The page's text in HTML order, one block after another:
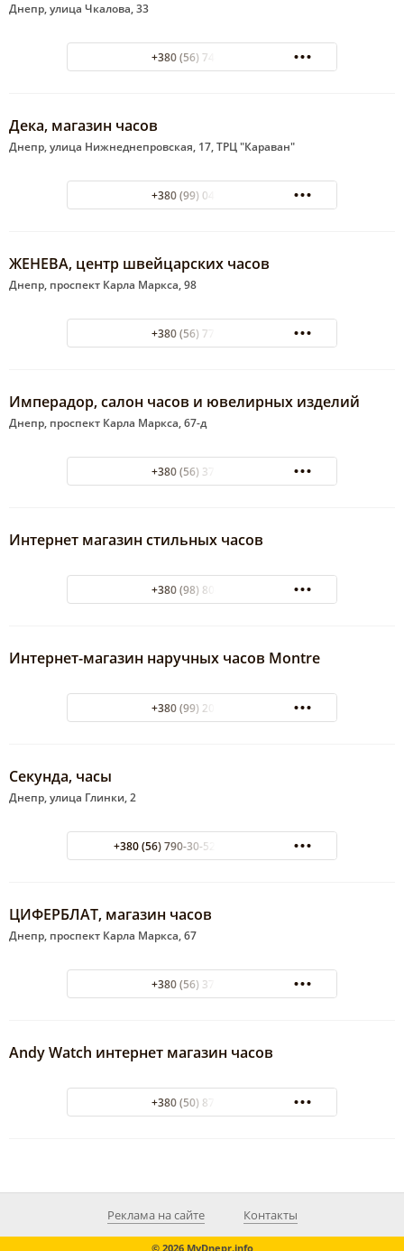
Днепр, улица Чкалова, 33
+380 (56) 744-45-06
Дека, магазин часов
Днепр, улица Нижнеднепровская, 17, ТРЦ "Караван"
+380 (99) 047-42-91
ЖЕНЕВА, центр швейцарских часов
Днепр, проспект Карла Маркса, 98
+380 (56) 778-28-22
Имперадор, салон часов и ювелирных изделий
Днепр, проспект Карла Маркса, 67-д
+380 (56) 370-38-39
Интернет магазин стильных часов
+380 (98) 804-09-07
Интернет-магазин наручных часов Montre
+380 (99) 207-42-21
Секунда, часы
Днепр, улица Глинки, 2
+380 (56) 790-30-52 044 537-48-41
ЦИФЕРБЛАТ, магазин часов
Днепр, проспект Карла Маркса, 67
+380 (56) 372-30-45
Andy Watch интернет магазин часов
+380 (50) 872-04-32
Реклама на сайте Контакты
© 2026 MyDnepr.info